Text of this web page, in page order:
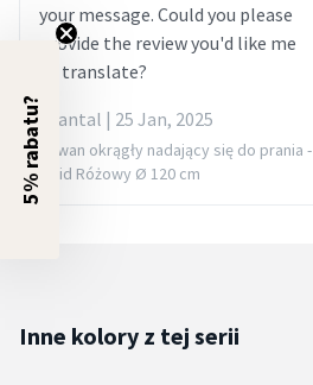
your message. Could you please
provide the review you'd like me
to translate?
chantal | 25 Jan, 2025
Dywan okrągły nadający się do prania -
Vivid Różowy Ø 120 cm
Inne kolory z tej serii
5% rabatu?